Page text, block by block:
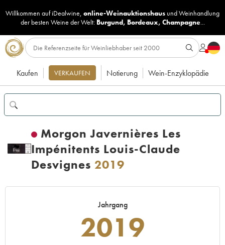
Willkommen auf iDealwine, online-Weinauktionshaus undWeinhandlung
der besten Weine der Welt: Burgund, Bordeaux, Champagne...
Kaufen VERKAUFEN Notierung Wein-Enzyklopädie
Morgon Javernières Les
Impénitents Louis-Claude
Desvignes 2019
Jahrgang
2019